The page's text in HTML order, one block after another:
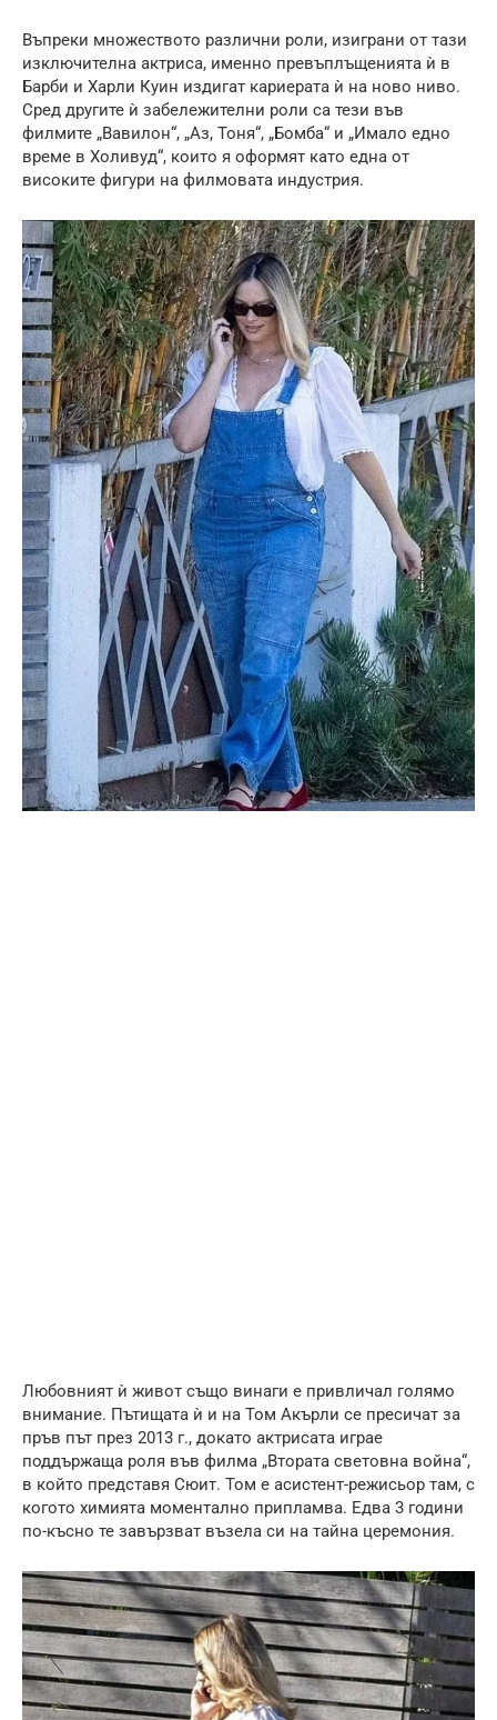
Въпреки множеството различни роли, изиграни от тази
изключителна актриса, именно превъплъщенията ѝ в
Барби и Харли Куин издигат кариерата ѝ на ново ниво.
Сред другите ѝ забележителни роли са тези във
филмите „Вавилон“, „Аз, Тоня“, „Бомба“ и „Имало едно
време в Холивуд“, които я оформят като една от
високите фигури на филмовата индустрия.
Любовният ѝ живот също винаги е привличал голямо
внимание. Пътищата ѝ и на Том Акърли се пресичат за
пръв път през 2013 г., докато актрисата играе
поддържаща роля във филма „Втората световна война“,
в който представя Сюит. Том е асистент-режисьор там, с
когото химията моментално припламва. Едва 3 години
по-късно те завързват възела си на тайна церемония.